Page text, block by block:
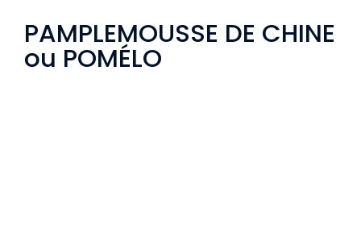
PAMPLEMOUSSE DE CHINE
ou POMÉLO